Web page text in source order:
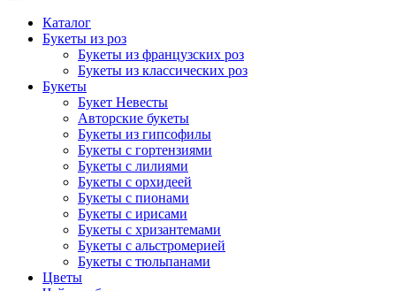
Каталог
Букеты из роз
Букеты из французских роз
Букеты из классических роз
Букеты
Букет Невесты
Авторские букеты
Букеты из гипсофилы
Букеты с гортензиями
Букеты с лилиями
Букеты с орхидеей
Букеты с пионами
Букеты с ирисами
Букеты с хризантемами
Букеты с альстромерией
Букеты с тюльпанами
Цветы